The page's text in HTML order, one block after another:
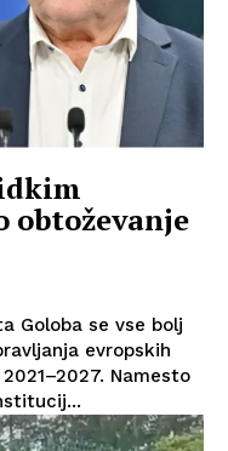
obtoževanje
Goloba se vse bolj
evropskih
Namesto